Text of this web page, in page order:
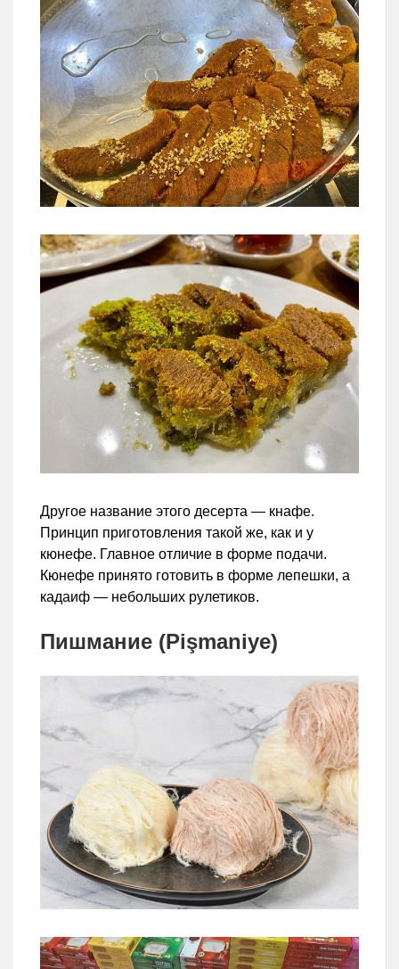
Другое название этого десерта — кнафе.
Принцип приготовления такой же, как и у
кюнефе. Главное отличие в форме подачи.
Кюнефе принято готовить в форме лепешки, а
кадаиф — небольших рулетиков.
Пишмание (Pişmaniye)